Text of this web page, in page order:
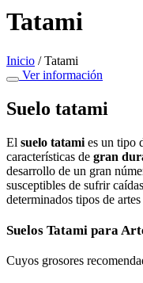
Tatami
Inicio /Tatami
Ver información
Suelo tatami
El suelo tatami es un tipo
características de gran
desarrollo de un gran
susceptibles de sufrir
determinados tipos de
Suelos Tatami para
Cuyos grosores